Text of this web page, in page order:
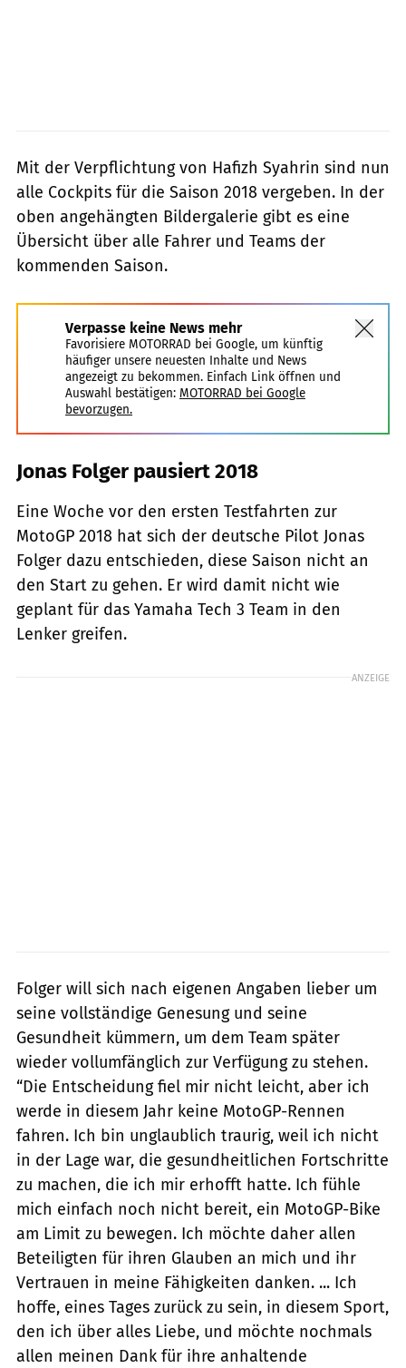
Mit der Verpflichtung von Hafizh Syahrin sind nun
alle Cockpits für die Saison 2018 vergeben. In der
oben angehängten Bildergalerie gibt es eine
Übersicht über alle Fahrer und Teams der
kommenden Saison.
Verpasse keine News mehr
Favorisiere MOTORRAD bei Google, um künftig
häufiger unsere neuesten Inhalte und News
angezeigt zu bekommen. Einfach Link öffnen und
Auswahl bestätigen: MOTORRAD bei Google
bevorzugen.
Jonas Folger pausiert 2018
Eine Woche vor den ersten Testfahrten zur
MotoGP 2018 hat sich der deutsche Pilot Jonas
Folger dazu entschieden, diese Saison nicht an
den Start zu gehen. Er wird damit nicht wie
geplant für das Yamaha Tech 3 Team in den
Lenker greifen.
ANZEIGE
Folger will sich nach eigenen Angaben lieber um
seine vollständige Genesung und seine
Gesundheit kümmern, um dem Team später
wieder vollumfänglich zur Verfügung zu stehen.
“Die Entscheidung fiel mir nicht leicht, aber ich
werde in diesem Jahr keine MotoGP-Rennen
fahren. Ich bin unglaublich traurig, weil ich nicht
in der Lage war, die gesundheitlichen Fortschritte
zu machen, die ich mir erhofft hatte. Ich fühle
mich einfach noch nicht bereit, ein MotoGP-Bike
am Limit zu bewegen. Ich möchte daher allen
Beteiligten für ihren Glauben an mich und ihr
Vertrauen in meine Fähigkeiten danken. ... Ich
hoffe, eines Tages zurück zu sein, in diesem Sport,
den ich über alles Liebe, und möchte nochmals
allen meinen Dank für ihre anhaltende